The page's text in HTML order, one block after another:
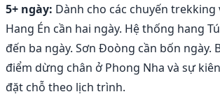
5+ ngày: Dành cho các chuyến trekking
Hang Én cần hai ngày. Hệ thống hang
đến ba ngày. Sơn Đoòng cần bốn ngày.
điểm dừng chân ở Phong Nha và sự
đặt chỗ theo lịch trình.